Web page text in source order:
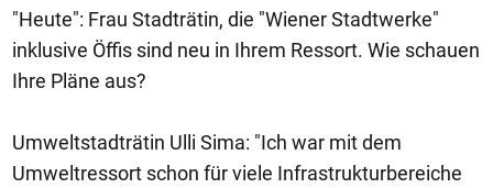
"Heute": Frau Stadträtin, die "Wiener Stadtwerke"
inklusive Öffis sind neu in Ihrem Ressort. Wie schauen
Ihre Pläne aus?
Umweltstadträtin Ulli Sima: "Ich war mit dem
Umweltressort schon für viele Infrastrukturbereiche